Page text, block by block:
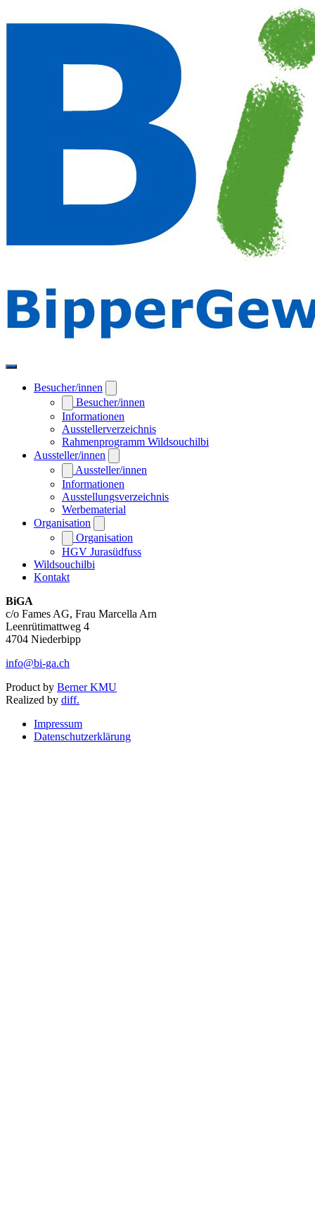
Besucher/innen
Besucher/innen
Informationen
Ausstellerverzeichnis
Rahmenprogramm Wildsouchilbi
Aussteller/innen
Aussteller/innen
Informationen
Ausstellungsverzeichnis
Werbematerial
Organisation
Organisation
HGV Jurasüdfuss
Wildsouchilbi
Kontakt
BiGA
c/o Fames AG, Frau Marcella Arn
Leenrütimattweg 4
4704 Niederbipp
info@bi-ga.ch
Product by Berner KMU
Realized by diff.
Impressum
Datenschutzerklärung